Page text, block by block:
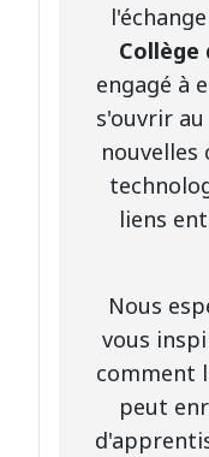
Collège
engagé à
s'ouvrir au
nouvelles
liens
Nous
vous
comment
peut